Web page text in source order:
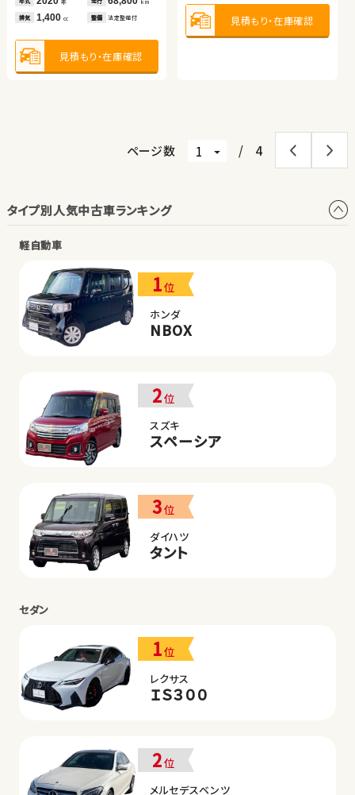
排気 1,400 cc 整備 法定整備付
見積もり・在庫確認
見積もり・在庫確認
保証 なし 住所 岡山県
排気 660 整備 法定整備付
保証 あり
年式 2018
見積もり・在庫確認 見積もり・在庫確認
ページ数 / 4
タイプ別人気中古車ランキング
軽自動車
1位
ホンダ
NBOX
2位
スズキ
スペーシア
3位
ダイハツ
タント
セダン
1位
レクサス
ＩＳ３００
2位
メルセデスベンツ